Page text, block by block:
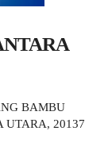
BAMBU
UTARA, 20137